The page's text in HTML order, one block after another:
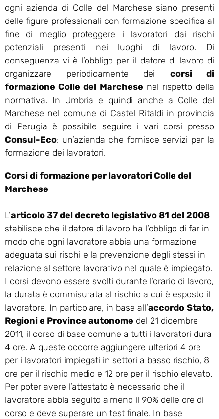
ogni azienda di Colle del Marchese siano presenti
delle figure professionali con formazione specifica al
fine di meglio proteggere i lavoratori dai rischi
potenziali presenti nei luoghi di lavoro. Di
conseguenza vi è l’obbligo per il datore di lavoro di
organizzare periodicamente dei corsi di
formazione Colle del Marchese nel rispetto della
normativa. In Umbria e quindi anche a Colle del
Marchese nel comune di Castel Ritaldi in provincia
di Perugia è possibile seguire i vari corsi presso
Consul-Eco: un’azienda che fornisce servizi per la
formazione dei lavoratori.
Corsi di formazione per lavoratori Colle del
Marchese
L’articolo 37 del decreto legislativo 81 del 2008
stabilisce che il datore di lavoro ha l’obbligo di far in
modo che ogni lavoratore abbia una formazione
adeguata sui rischi e la prevenzione degli stessi in
relazione al settore lavorativo nel quale è impiegato.
I corsi devono essere svolti durante l’orario di lavoro,
la durata è commisurata al rischio a cui è esposto il
lavoratore. In particolare, in base all’accordo Stato,
Regioni e Province autonome del 21 dicembre
2011, il corso di base comune a tutti i lavoratori dura
4 ore. A queste occorre aggiungere ulteriori 4 ore
per i lavoratori impiegati in settori a basso rischio, 8
ore per il rischio medio e 12 ore per il rischio elevato.
Per poter avere l’attestato è necessario che il
lavoratore abbia seguito almeno il 90% delle ore di
corso e deve superare un test finale. In base